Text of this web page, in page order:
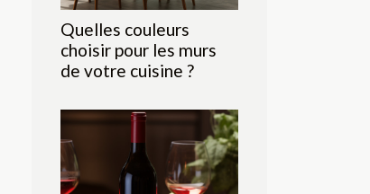
Quelles couleurs
choisir pour les murs
de votre cuisine ?